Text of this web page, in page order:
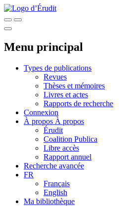
Menu principal
Types de publications
Revues
Thèses et mémoires
Livres et actes
Rapports de recherche
Connexion
À propos À propos
Érudit
Coalition Publica
Libre accès
Rapport annuel
Recherche avancée
FR
Français
English
Ma bibliothèque